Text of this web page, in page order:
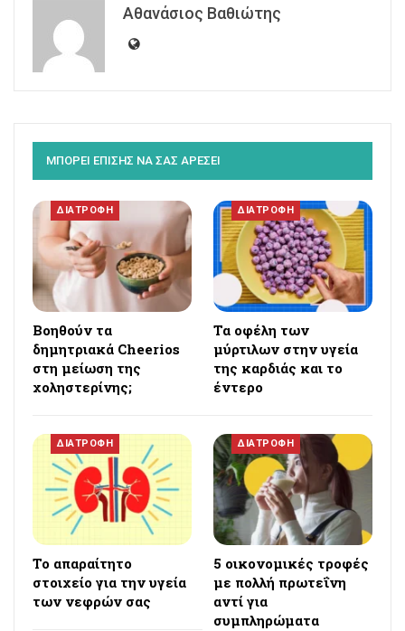
Αθανάσιος Βαθιώτης
ΜΠΟΡΕΙ ΕΠΙΣΗΣ ΝΑ ΣΑΣ ΑΡΕΣΕΙ
ΔΙΑΤΡΟΦΗ
Βοηθούν τα
δημητριακά Cheerios
στη μείωση της
χοληστερίνης;
ΔΙΑΤΡΟΦΗ
Τα οφέλη των
μύρτιλων στην υγεία
της καρδιάς και το
έντερο
ΔΙΑΤΡΟΦΗ
Το απαραίτητο
στοιχείο για την υγεία
των νεφρών σας
ΔΙΑΤΡΟΦΗ
5 οικονομικές τροφές
με πολλή πρωτεΐνη
αντί για
συμπληρώματα